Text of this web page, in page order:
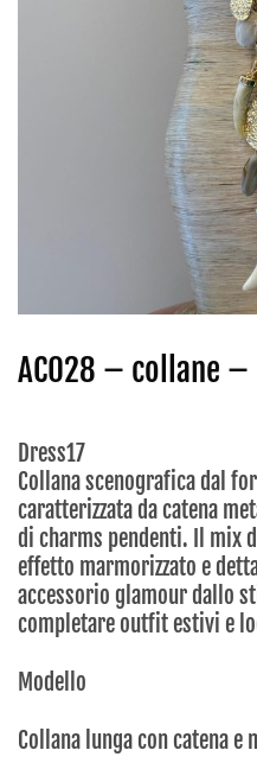
AC028 – collane –
Dress17
Collana scenografica dal
caratterizzata da catena
di charms pendenti. Il mix
effetto marmorizzato e
accessorio glamour dallo
completare outfit estivi e
Modello
Collana lunga con catena e